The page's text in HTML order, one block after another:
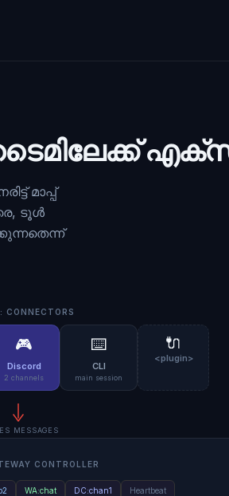
മാപ്പ്
ടൂൾ
CONNECTORS
🎮
Discord
2 channels
⌨️
CLI
main session
🔌
<plugin>
MESSAGES
CONTROLLER
WA:chat DC:chan1 Heartbeat